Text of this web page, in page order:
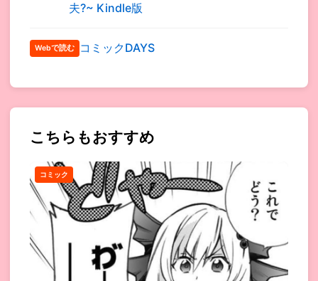
夫?~ Kindle版
Webで読む コミックDAYS
こちらもおすすめ
コミック